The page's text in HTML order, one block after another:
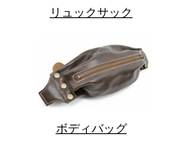
リュックサック
ボディバッグ